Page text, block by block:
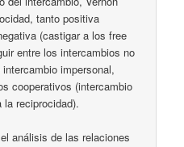
tanto positiva
(castigar a los free
entre los intercambios no
impersonal,
cooperativos (intercambio
reciprocidad).
análisis de las relaciones